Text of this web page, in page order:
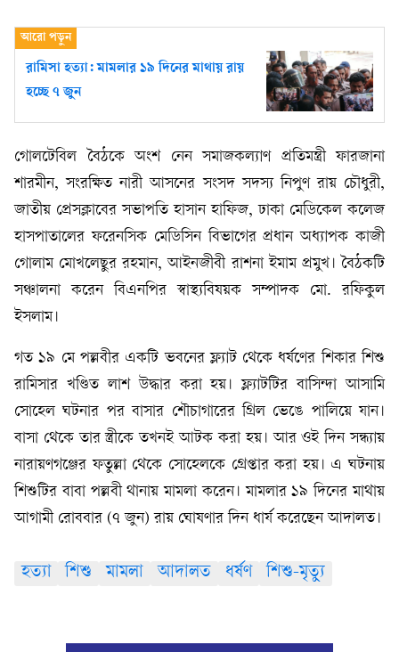
রামিসা হত্যা: মামলার ১৯ দিনের মাথায় রায়
হচ্ছে ৭ জুন
গোলটেবিল বৈঠকে অংশ নেন সমাজকল্যাণ প্রতিমন্ত্রী ফারজানা
শারমীন, সংরক্ষিত নারী আসনের সংসদ সদস্য নিপুণ রায় চৌধুরী,
জাতীয় প্রেসক্লাবের সভাপতি হাসান হাফিজ, ঢাকা মেডিকেল কলেজ
হাসপাতালের ফরেনসিক মেডিসিন বিভাগের প্রধান অধ্যাপক কাজী
গোলাম মোখলেছুর রহমান, আইনজীবী রাশনা ইমাম প্রমুখ। বৈঠকটি
সঞ্চালনা করেন বিএনপির স্বাস্থ্যবিষয়ক সম্পাদক মো. রফিকুল
ইসলাম।
গত ১৯ মে পল্লবীর একটি ভবনের ফ্ল্যাট থেকে ধর্ষণের শিকার শিশু
রামিসার খণ্ডিত লাশ উদ্ধার করা হয়। ফ্ল্যাটটির বাসিন্দা আসামি
সোহেল ঘটনার পর বাসার শৌচাগারের গ্রিল ভেঙে পালিয়ে যান।
বাসা থেকে তার স্ত্রীকে তখনই আটক করা হয়। আর ওই দিন সন্ধ্যায়
নারায়ণগঞ্জের ফতুল্লা থেকে সোহেলকে গ্রেপ্তার করা হয়। এ ঘটনায়
শিশুটির বাবা পল্লবী থানায় মামলা করেন। মামলার ১৯ দিনের মাথায়
আগামী রোববার (৭ জুন) রায় ঘোষণার দিন ধার্য করেছেন আদালত।
হত্যা শিশু মামলা আদালত ধর্ষণ শিশু-মৃত্যু